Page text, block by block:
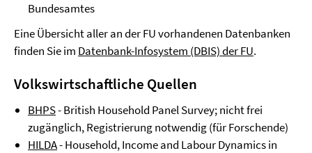
Bundesamtes
Eine Übersicht aller an der FU vorhandenen Datenbanken
finden Sie im Datenbank-Infosystem (DBIS) der FU.
Volkswirtschaftliche Quellen
BHPS- British Household Panel Survey; nicht frei
zugänglich, Registrierung notwendig (für Forschende)
HILDA- Household, Income and Labour Dynamics in